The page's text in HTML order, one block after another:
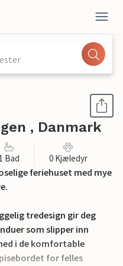
, Danmark
1 Bad 0 Kjæledyr
feriehuset med mye
tredesign gir deg
som slipper inn
i de komfortable
for felles